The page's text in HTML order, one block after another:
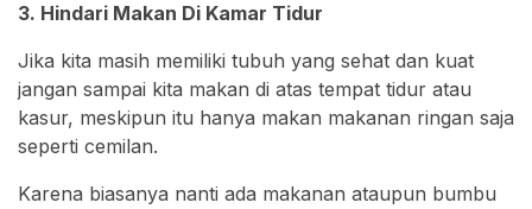
3. Hindari Makan Di Kamar Tidur
Jika kita masih memiliki tubuh yang sehat dan kuat
jangan sampai kita makan di atas tempat tidur atau
kasur, meskipun itu hanya makan makanan ringan saja
seperti cemilan.
Karena biasanya nanti ada makanan ataupun bumbu